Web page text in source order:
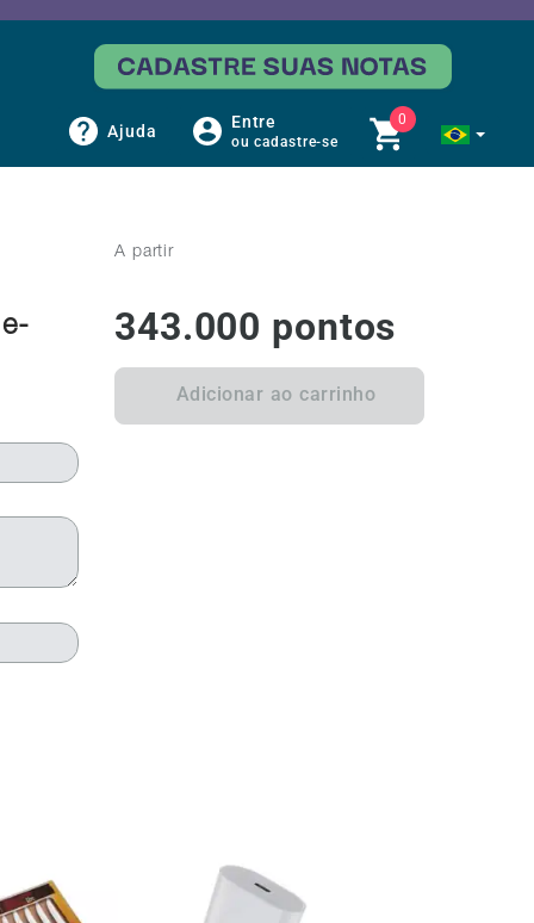
Ajuda Entre
ou cadastre-se
0
A partir
343.000 pontos
Adicionar ao carrinho